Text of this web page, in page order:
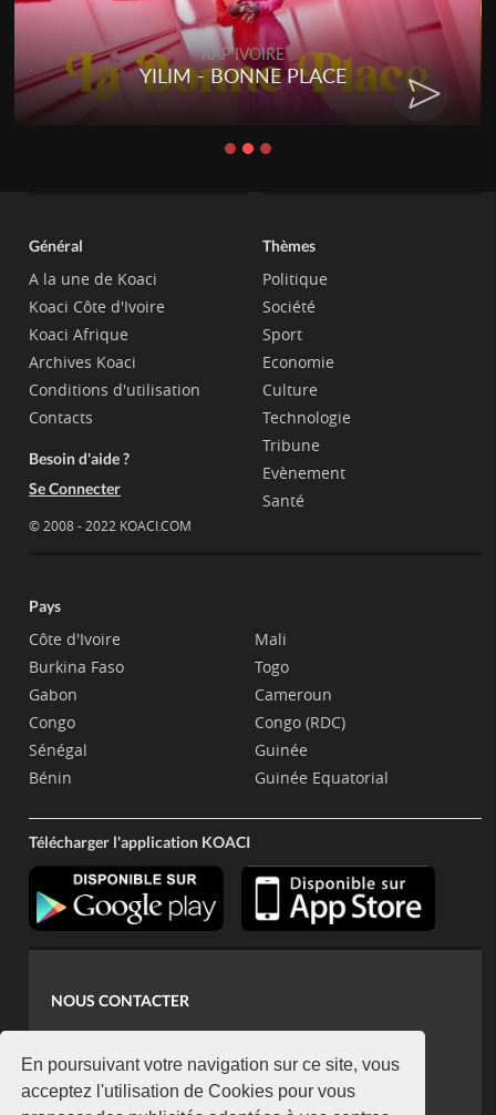
En poursuivant votre navigation sur ce site, vous
acceptez l'utilisation de Cookies pour vous
RAP IVOIRE
YILIM - BONNE PLACE
Général
A la une de Koaci
Koaci Côte d'Ivoire
Koaci Afrique
Archives Koaci
Conditions d'utilisation
Contacts
Besoin d'aide ?
Se Connecter
© 2008 - 2022 KOACI.COM
Thèmes
Politique
Société
Sport
Economie
Culture
Technologie
Tribune
Evènement
Santé
Pays
Côte d'Ivoire
Burkina Faso
Gabon
Congo
Sénégal
Bénin
Mali
Togo
Cameroun
Congo (RDC)
Guinée
Guinée Equatorial
Télécharger l'application KOACI
NOUS CONTACTER
koaci@yahoo.fr
+225 07 08 85 52 93